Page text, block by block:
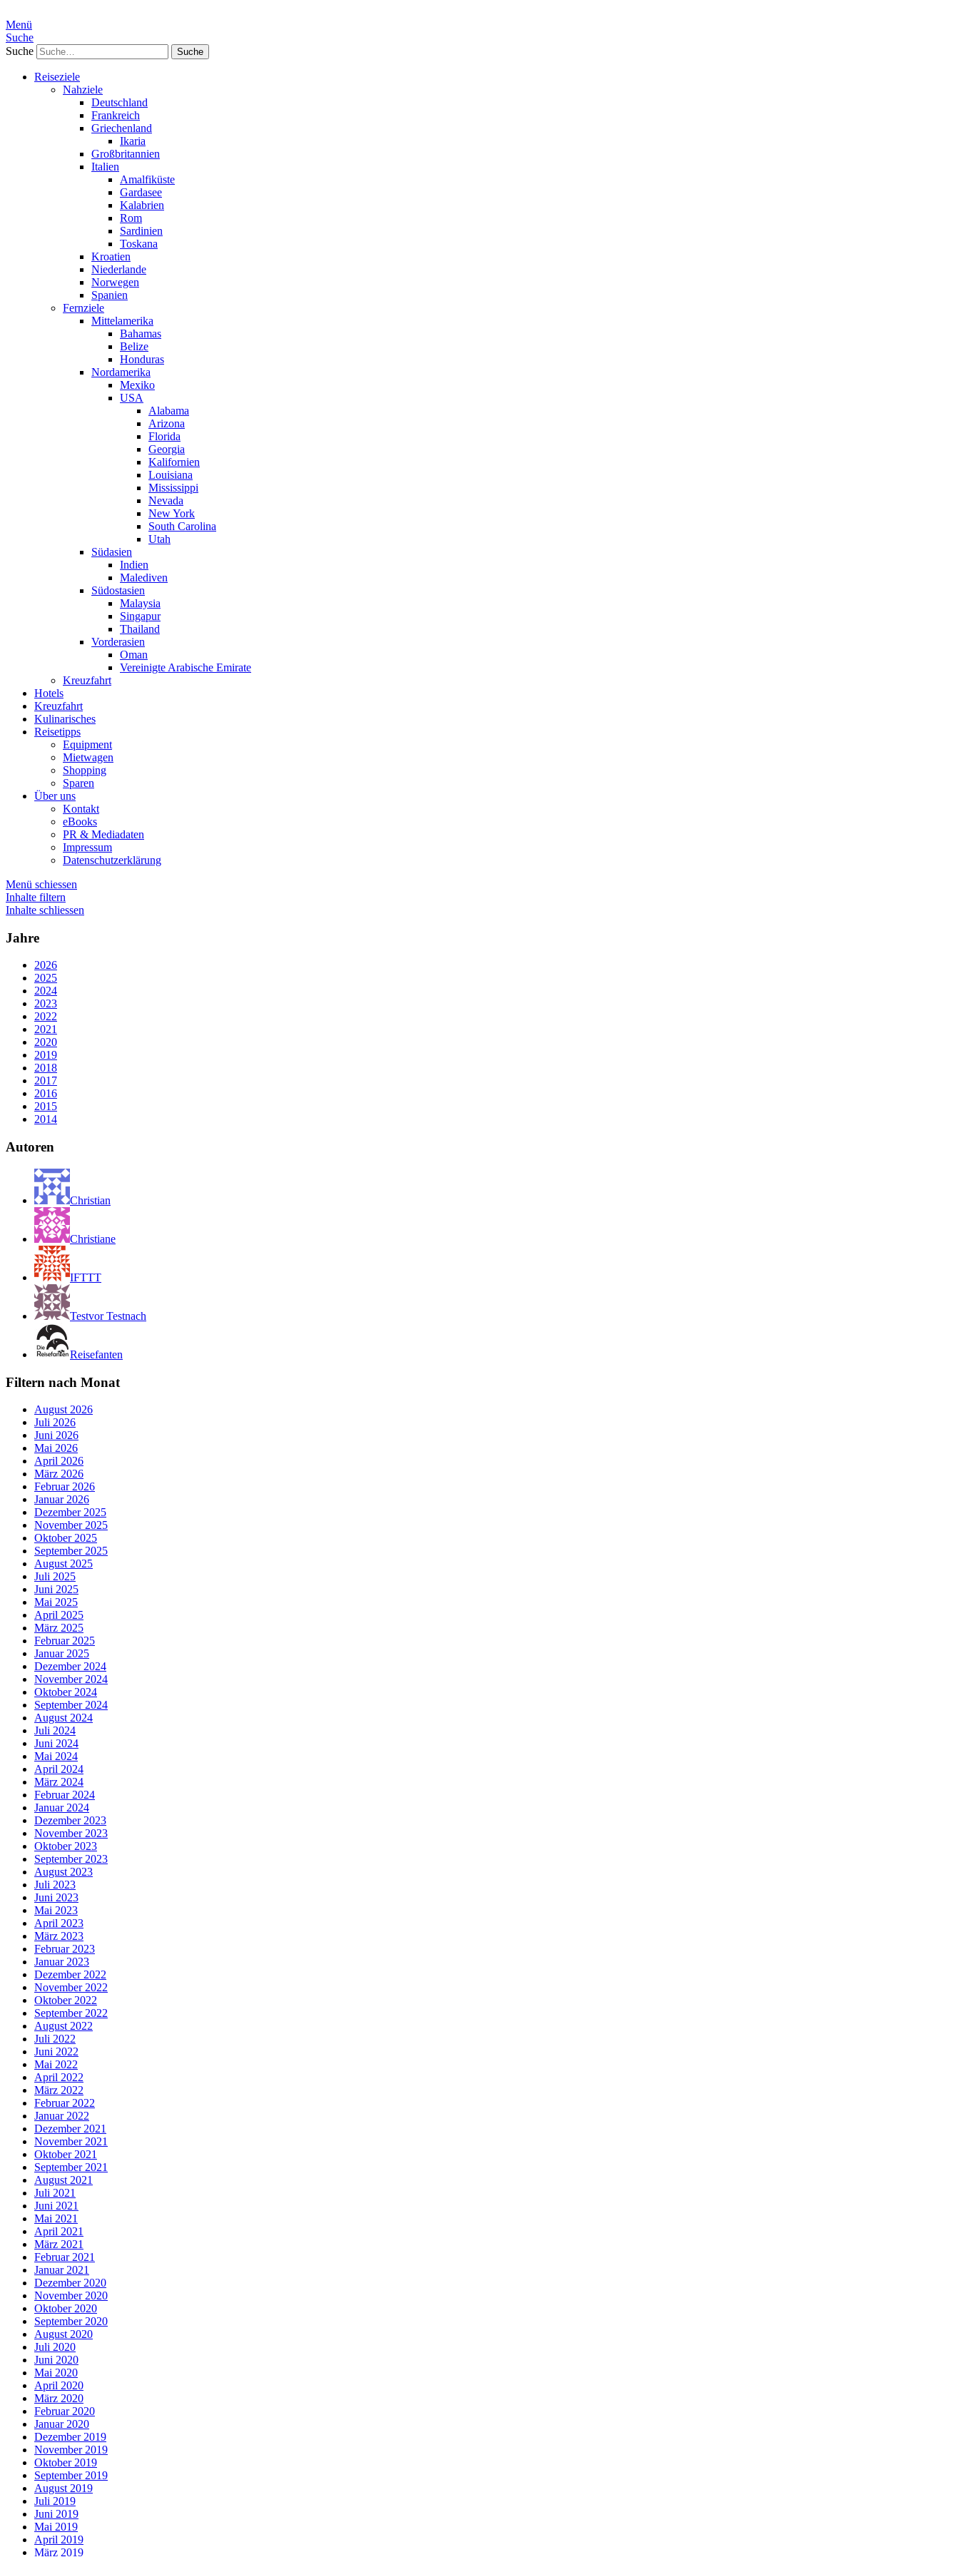
Menü
Suche
Suche
Reiseziele
Nahziele
Deutschland
Frankreich
Griechenland
Ikaria
Großbritannien
Italien
Amalfiküste
Gardasee
Kalabrien
Rom
Sardinien
Toskana
Kroatien
Niederlande
Norwegen
Spanien
Fernziele
Mittelamerika
Bahamas
Belize
Honduras
Nordamerika
Mexiko
USA
Alabama
Arizona
Florida
Georgia
Kalifornien
Louisiana
Mississippi
Nevada
New York
South Carolina
Utah
Südasien
Indien
Malediven
Südostasien
Malaysia
Singapur
Thailand
Vorderasien
Oman
Vereinigte Arabische Emirate
Kreuzfahrt
Hotels
Kreuzfahrt
Kulinarisches
Reisetipps
Equipment
Mietwagen
Shopping
Sparen
Über uns
Kontakt
eBooks
PR & Mediadaten
Impressum
Datenschutzerklärung
Menü schiessen
Inhalte filtern
Inhalte schliessen
Jahre
2026
2025
2024
2023
2022
2021
2020
2019
2018
2017
2016
2015
2014
Autoren
Christian
Christiane
IFTTT
Testvor Testnach
Reisefanten
Filtern nach Monat
August 2026
Juli 2026
Juni 2026
Mai 2026
April 2026
März 2026
Februar 2026
Januar 2026
Dezember 2025
November 2025
Oktober 2025
September 2025
August 2025
Juli 2025
Juni 2025
Mai 2025
April 2025
März 2025
Februar 2025
Januar 2025
Dezember 2024
November 2024
Oktober 2024
September 2024
August 2024
Juli 2024
Juni 2024
Mai 2024
April 2024
März 2024
Februar 2024
Januar 2024
Dezember 2023
November 2023
Oktober 2023
September 2023
August 2023
Juli 2023
Juni 2023
Mai 2023
April 2023
März 2023
Februar 2023
Januar 2023
Dezember 2022
November 2022
Oktober 2022
September 2022
August 2022
Juli 2022
Juni 2022
Mai 2022
April 2022
März 2022
Februar 2022
Januar 2022
Dezember 2021
November 2021
Oktober 2021
September 2021
August 2021
Juli 2021
Juni 2021
Mai 2021
April 2021
März 2021
Februar 2021
Januar 2021
Dezember 2020
November 2020
Oktober 2020
September 2020
August 2020
Juli 2020
Juni 2020
Mai 2020
April 2020
März 2020
Februar 2020
Januar 2020
Dezember 2019
November 2019
Oktober 2019
September 2019
August 2019
Juli 2019
Juni 2019
Mai 2019
April 2019
März 2019